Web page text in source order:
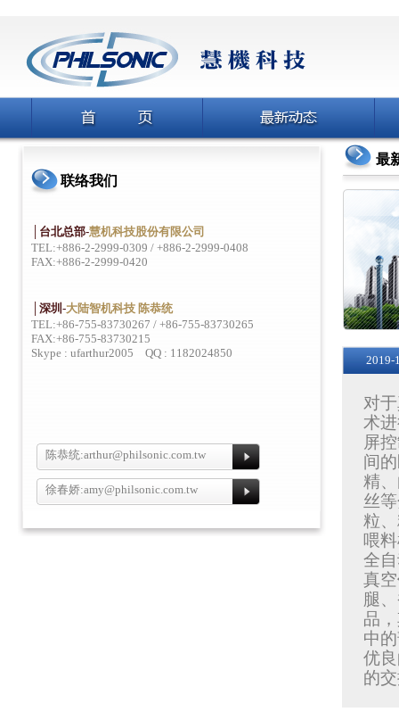
最
2019-
对
术
屏
间
精
丝
粒
喂
全
真空
腿
品
中
优
的
联络我们
│台北总部-慧机科技股份有限公司
TEL:+886-2-2999-0309 / +886-2-2999-0408
FAX:+886-2-2999-0420
│深圳-大陆智机科技 陈恭统
TEL:+86-755-83730267 / +86-755-83730265
FAX:+86-755-83730215
Skype : ufarthur2005 QQ : 1182024850
陈恭统:arthur@philsonic.com.tw
徐春娇:amy@philsonic.com.tw